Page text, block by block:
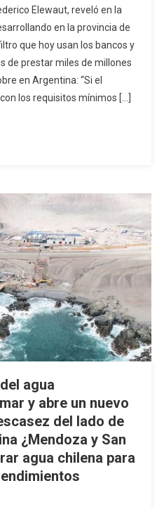
Elewaut, reveló en la
en la provincia de
que hoy usan los bancos y
de prestar miles de millones
en Argentina: “Si el
los requisitos mínimos […]
agua
y abre un nuevo
del lado de
¿Mendoza y San
agua chilena para